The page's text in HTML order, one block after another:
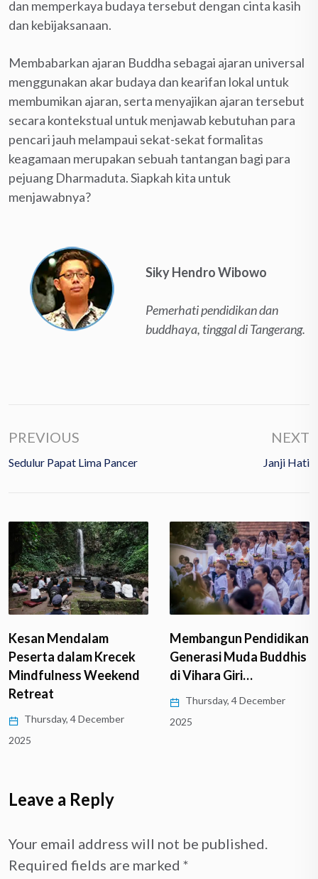
dan memperkaya budaya tersebut dengan cinta kasih
dan kebijaksanaan.
Membabarkan ajaran Buddha sebagai ajaran universal
menggunakan akar budaya dan kearifan lokal untuk
membumikan ajaran, serta menyajikan ajaran tersebut
secara kontekstual untuk menjawab kebutuhan para
pencari jauh melampaui sekat-sekat formalitas
keagamaan merupakan sebuah tantangan bagi para
pejuang Dharmaduta. Siapkah kita untuk
menjawabnya?
Siky Hendro Wibowo
Pemerhati pendidikan dan
buddhaya, tinggal di Tangerang.
PREVIOUS
Sedulur Papat Lima Pancer
NEXT
Janji Hati
Membangun Pendidikan
Generasi Muda Buddhis
di Vihara Giri…
Thursday, 4 December
2025
Tenggara: Kisah
Perjalanan dan…
Monday, 17 March 2025
Leave a Reply
Your email address will not be published.
Required fields are marked *